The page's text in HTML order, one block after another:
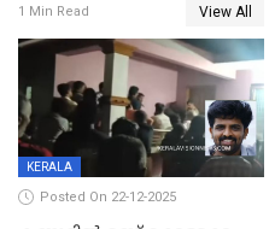
1 Min Read View All
KERALA
Posted On 22-12-2025